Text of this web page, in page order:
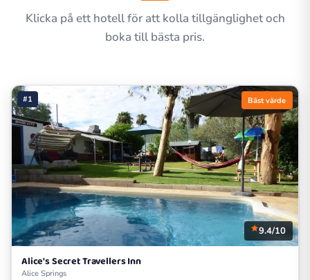
Klicka på ett hotell för att kolla tillgänglighet och
boka till bästa pris.
#1 Bäst värde
9.4/10
Alice's Secret Travellers Inn
Alice Springs